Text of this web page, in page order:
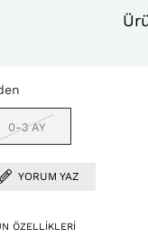
0-3 AY
YORUM YAZ
ÖZELLIKLERI